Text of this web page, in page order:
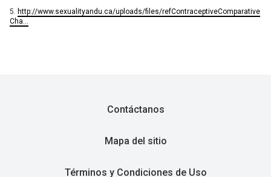
5. http://www.sexualityandu.ca/uploads/files/refContraceptiveComparative
Cha...
Contáctanos
Mapa del sitio
Términos y Condiciones de Uso